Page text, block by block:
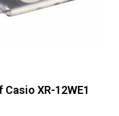
XR-12WE1